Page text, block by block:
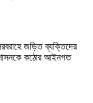
জড়িত ব্যক্তিদের
কঠোর আইনগত